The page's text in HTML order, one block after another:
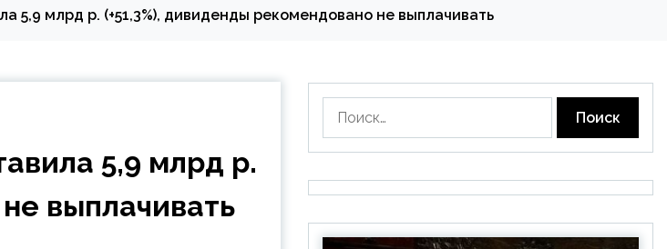
5,9 млрд р. (+51,3%), дивиденды рекомендовано не выплачивать
5,9 млрд р.
выплачивать